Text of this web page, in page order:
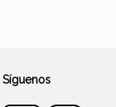
Síguenos